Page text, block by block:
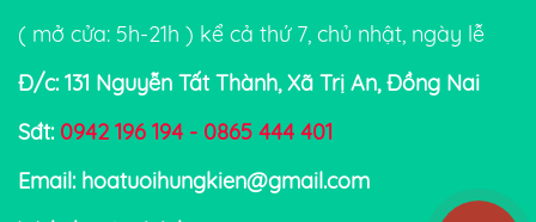
( mở cửa: 5h-21h ) kể cả thứ 7, chủ nhật, ngày lễ
Đ/c: 131 Nguyễn Tất Thành, Xã Trị An, Đồng Nai
Sđt: 0942 196 194 - 0865 444 401
Email: hoatuoihungkien@gmail.com